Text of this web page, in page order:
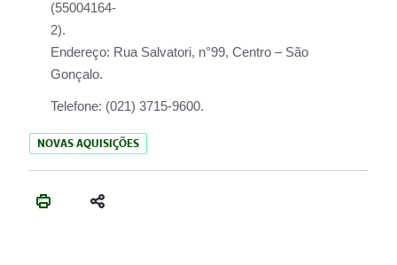
(55004164-
2).
Endereço: Rua Salvatori, n°99, Centro – São
Gonçalo.
Telefone: (021) 3715-9600.
NOVAS AQUISIÇÕES